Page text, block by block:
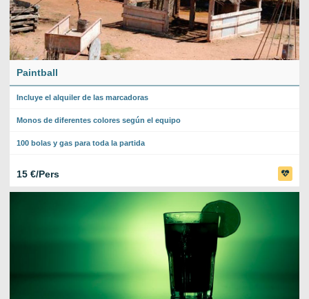
Paintball
Incluye el alquiler de las marcadoras
Monos de diferentes colores según el equipo
100 bolas y gas para toda la partida
15 €/Pers